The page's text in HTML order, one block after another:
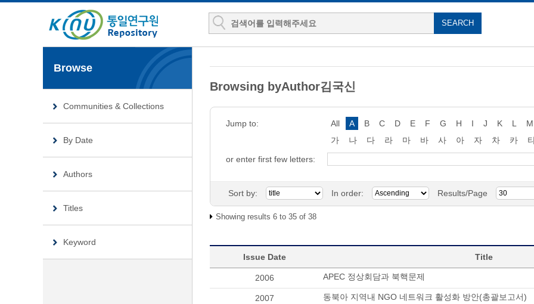
Browse
Communities & Collections
By Date
Authors
Titles
Keyword
Browsing byAuthor김국신
Jump to: All A B C D E F G H I J K L M
가
나 다 라 마 바 사 아 자 차 카
or enter first few letters:
Sort by: In order: Results/Page
Showing results 6 to 35 of 38
Issue Date Title
2006 APEC 정상회담과 북핵문제
2007 동북아 지역내 NGO 네트워크 활성화 방안(총괄보고서)